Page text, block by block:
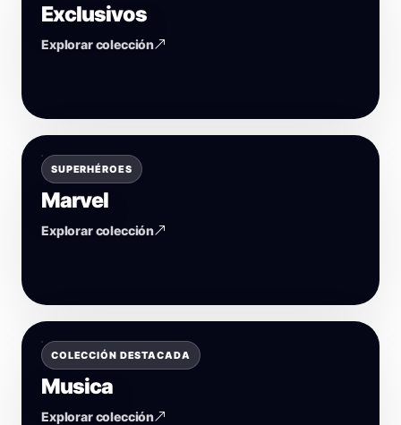
Exclusivos
Explorar colección
SUPERHÉROES
Marvel
Explorar colección
COLECCIÓN DESTACADA
Musica
Explorar colección